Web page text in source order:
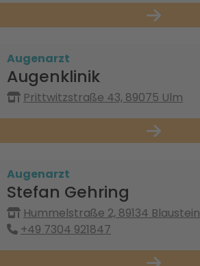
Augenarzt
Augenklinik
Prittwitzstraße 43, 89075 Ulm
Augenarzt
Stefan Gehring
Hummelstraße 2, 89134 Blaustein
+49 7304 921847